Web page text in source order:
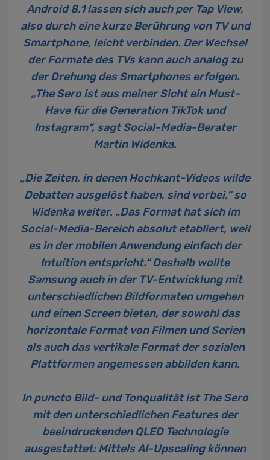
Android 8.1 lassen sich auch per Tap View,
also durch eine kurze Berührung von TV und
Smartphone, leicht verbinden. Der Wechsel
der Formate des TVs kann auch analog zu
der Drehung des Smartphones erfolgen.
„The Sero ist aus meiner Sicht ein Must-
Have für die Generation TikTok und
Instagram“, sagt Social-Media-Berater
Martin Widenka.
„Die Zeiten, in denen Hochkant-Videos wilde
Debatten ausgelöst haben, sind vorbei,“ so
Widenka weiter. „Das Format hat sich im
Social-Media-Bereich absolut etabliert, weil
es in der mobilen Anwendung einfach der
Intuition entspricht.“ Deshalb wollte
Samsung auch in der TV-Entwicklung mit
unterschiedlichen Bildformaten umgehen
und einen Screen bieten, der sowohl das
horizontale Format von Filmen und Serien
als auch das vertikale Format der sozialen
Plattformen angemessen abbilden kann.
In puncto Bild- und Tonqualität ist The Sero
mit den unterschiedlichen Features der
beeindruckenden QLED Technologie
ausgestattet: Mittels AI-Upscaling können